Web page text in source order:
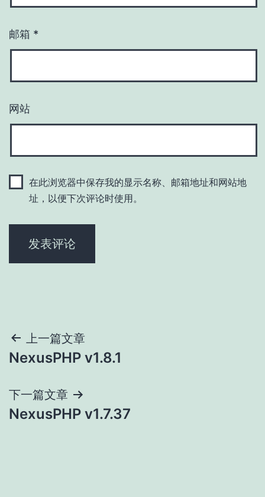
邮箱 *
网站
在此浏览器中保存我的显示名称、邮箱地址和网站地
址，以便下次评论时使用。
文
章
导
航
上一篇文章
NexusPHP v1.8.1
下一篇文章
NexusPHP v1.7.37